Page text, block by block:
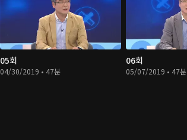
05회
04/30/2019 • 47분
06회
05/07/2019 • 47분